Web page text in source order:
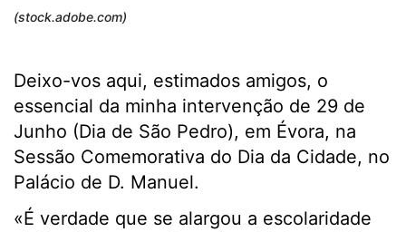
(stock.adobe.com)
Deixo-vos aqui, estimados amigos, o
essencial da minha intervenção de 29 de
Junho (Dia de São Pedro), em Évora, na
Sessão Comemorativa do Dia da Cidade, no
Palácio de D. Manuel.
«É verdade que se alargou a escolaridade